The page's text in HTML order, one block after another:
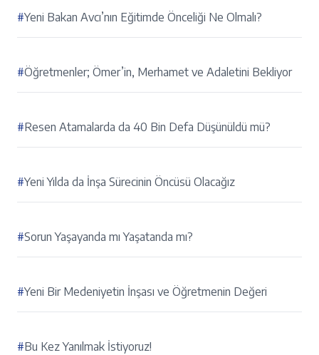
#Yeni Bakan Avcı’nın Eğitimde Önceliği Ne Olmalı?
#Öğretmenler; Ömer’in, Merhamet ve Adaletini Bekliyor
#Resen Atamalarda da 40 Bin Defa Düşünüldü mü?
#Yeni Yılda da İnşa Sürecinin Öncüsü Olacağız
#Sorun Yaşayanda mı Yaşatanda mı?
#Yeni Bir Medeniyetin İnşası ve Öğretmenin Değeri
#Bu Kez Yanılmak İstiyoruz!